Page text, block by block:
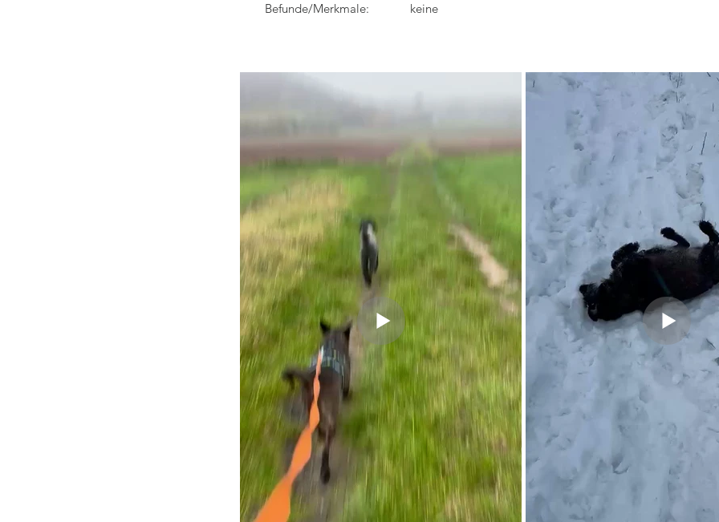
Befunde/Merkmale:
keine